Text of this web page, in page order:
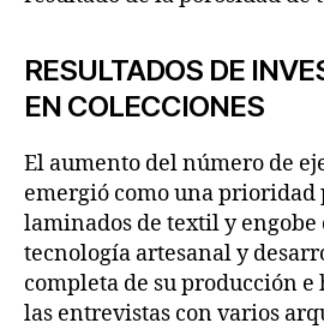
RESULTADOS DE
EN COLECCIONES
El aumento del número de
emergió como una prioridad
laminados de textil y engobe
tecnología artesanal y
completa de su producción e
las entrevistas con varios